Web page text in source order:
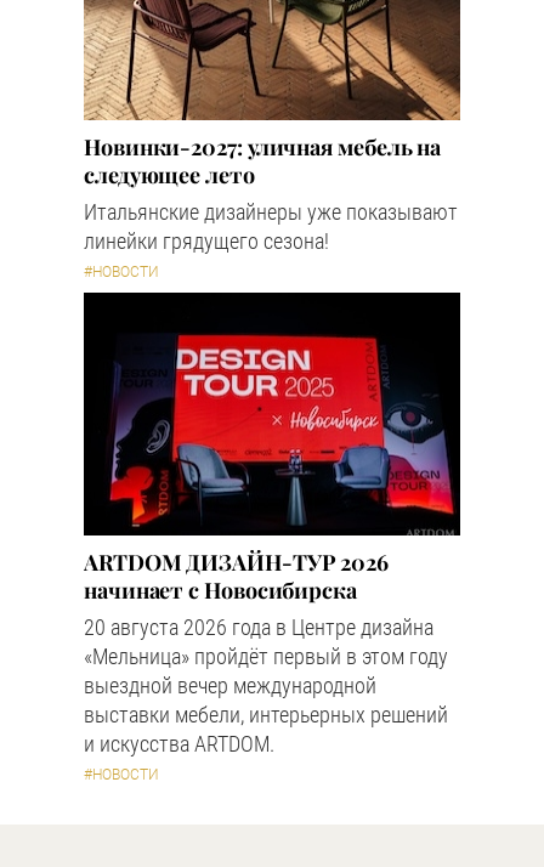
Новинки-2027: уличная мебель на
следующее лето
Итальянские дизайнеры уже показывают
линейки грядущего сезона!
#НОВОСТИ
ARTDOM ДИЗАЙН-ТУР 2026
начинает с Новосибирска
20 августа 2026 года в Центре дизайна
«Мельница» пройдёт первый в этом году
выездной вечер международной
выставки мебели, интерьерных решений
и искусства ARTDOM.
#НОВОСТИ